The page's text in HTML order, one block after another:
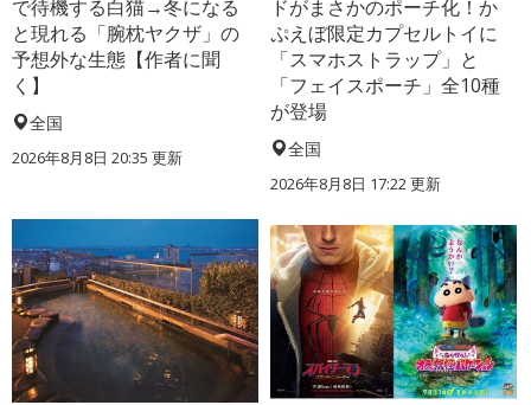
で待機する白猫→冬になる
と現れる「腕枕ヤクザ」の
予想外な生態【作者に聞
く】
全国
2026年8月8日 20:35 更新
ドがまさかのポーチ化！か
ぷえぼ限定カプセルトイに
「スマホストラップ」と
「フェイスポーチ」全10種
が登場
全国
2026年8月8日 17:22更新